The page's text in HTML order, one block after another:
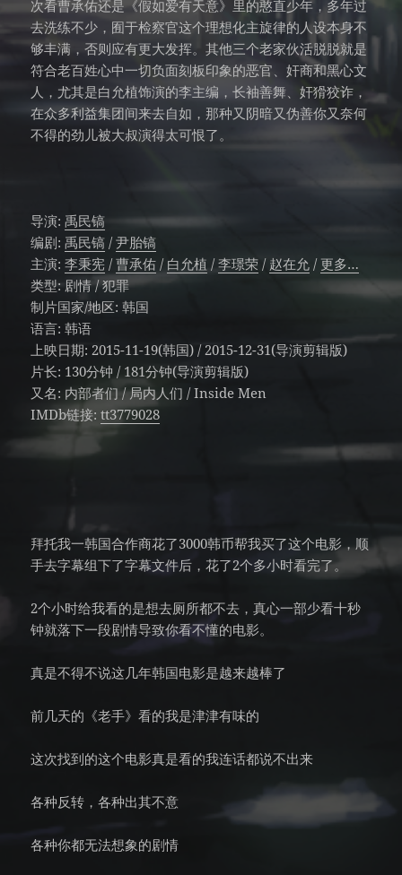
次看曹承佑还是《假如爱有天意》里的憨直少年，多年过
去洗练不少，囿于检察官这个理想化主旋律的人设本身不
够丰满，否则应有更大发挥。其他三个老家伙活脱脱就是
符合老百姓心中一切负面刻板印象的恶官、奸商和黑心文
人，尤其是白允植饰演的李主编，长袖善舞、奸猾狡诈，
在众多利益集团间来去自如，那种又阴暗又伪善你又奈何
不得的劲儿被大叔演得太可恨了。
导演:禹民镐
编剧:禹民镐 /尹胎镐
主演:李秉宪 /曹承佑 / 白允植 /李璟荣 / 赵在允 / 更多…
类型: 剧情 / 犯罪
制片国家/地区: 韩国
语言: 韩语
上映日期: 2015-11-19(韩国) / 2015-12-31(导演剪辑版)
片长: 130分钟 / 181分钟(导演剪辑版)
又名: 内部者们 / 局内人们 / Inside Men
IMDb链接: tt3779028
拜托我一韩国合作商花了3000韩币帮我买了这个电影，顺
手去字幕组下了字幕文件后，花了2个多小时看完了。
2个小时给我看的是想去厕所都不去，真心一部少看十秒
钟就落下一段剧情导致你看不懂的电影。
真是不得不说这几年韩国电影是越来越棒了
前几天的《老手》看的我是津津有味的
这次找到的这个电影真是看的我连话都说不出来
各种反转，各种出其不意
各种你都无法想象的剧情